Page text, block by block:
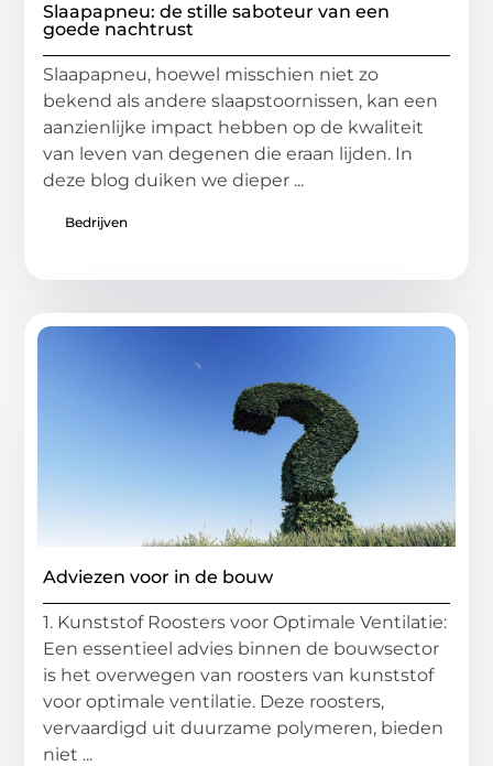
Slaapapneu: de stille saboteur van een
goede nachtrust
Slaapapneu, hoewel misschien niet zo
bekend als andere slaapstoornissen, kan een
aanzienlijke impact hebben op de kwaliteit
van leven van degenen die eraan lijden. In
deze blog duiken we dieper ...
Bedrijven
Adviezen voor in de bouw
1. Kunststof Roosters voor Optimale Ventilatie:
Een essentieel advies binnen de bouwsector
is het overwegen van roosters van kunststof
voor optimale ventilatie. Deze roosters,
vervaardigd uit duurzame polymeren, bieden
niet ...